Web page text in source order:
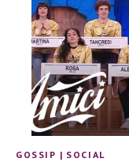
GOSSIP | SOCIAL